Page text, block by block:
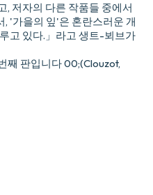
, 저자의 다른 작품들 중에서
'가을의 잎'은 혼란스러운 개
고 있다.」라고 생트-뵈브가
째 판입니다 00;(Clouzot,